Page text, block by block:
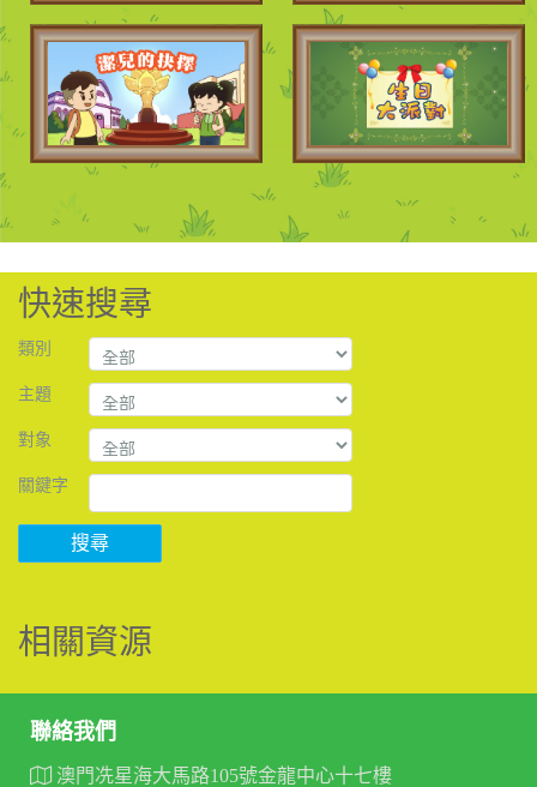
快速搜尋
類別
主題
對象
關鍵字
搜尋
相關資源
聯絡我們
澳門冼星海大馬路105號金龍中心十七樓